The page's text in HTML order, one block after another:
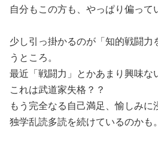
自分もこの方も、やっぱり偏って
少し引っ掛かるのが「知的戦闘力
うところ。
最近「戦闘力」とかあまり興味な
これは武道家失格？？
もう完全なる自己満足、愉しみに
独学乱読多読を続けているのかも。